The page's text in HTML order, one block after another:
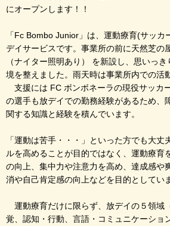
にオープンします！！
「Fc Bombo Junior」は、運動療育(サッ
デイサービスです。事業所の前に天然芝の
（ナイター照明あり） を新設し、思いっ
境を整えました。雨天時は事業所内での活
支援には FC ボンボネーラの現役サッカ
の選手も放デイでの勤務経験があるため、
関する知識と経験を積んでいます。
「運動は苦手・・・」といった方でも大丈
ルを高めることが目的ではなく、運動療育
の向上、集中力や注意力を高め、達成感や
消や自己肯定感の向上などを目的としてい
運動療育だけに限らず、放デイの５領域
覚、認知・行動、言語・コミュニケーショ